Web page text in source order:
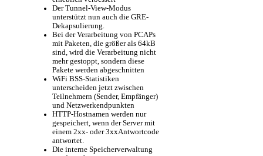
Der Tunnel-View-Modus
unterstützt nun auch die GRE-
Dekapsulierung.
Bei der Verarbeitung von PCAPs
mit Paketen, die größer als 64kB
sind, wird die Verarbeitung nicht
mehr gestoppt, sondern diese
Pakete werden abgeschnitten
WiFi BSS-Statistiken
unterscheiden jetzt zwischen
Teilnehmern (Sender, Empfänger)
und Netzwerkendpunkten
HTTP-Hostnamen werden nur
gespeichert, wenn der Server mit
einem 2xx- oder 3xxAntwortcode
antwortet.
Die interne Speicherverwaltung